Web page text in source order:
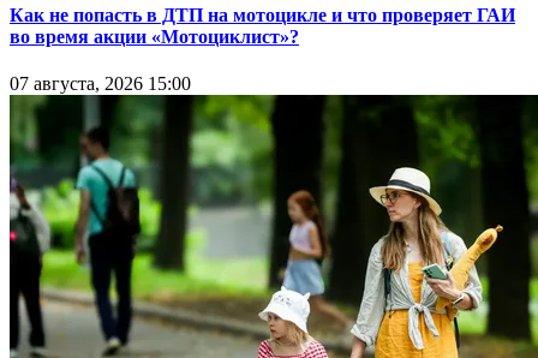
Как не попасть в ДТП на мотоцикле и что проверяет ГАИ
во время акции «Мотоциклист»?
07 августа, 2026 15:00